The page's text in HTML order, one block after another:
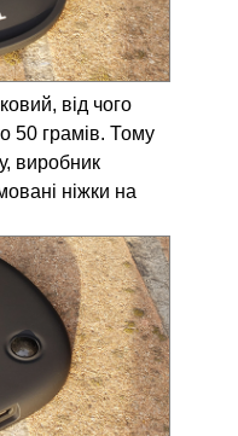
від чого
50 грамів. Тому
виробник
ніжки на